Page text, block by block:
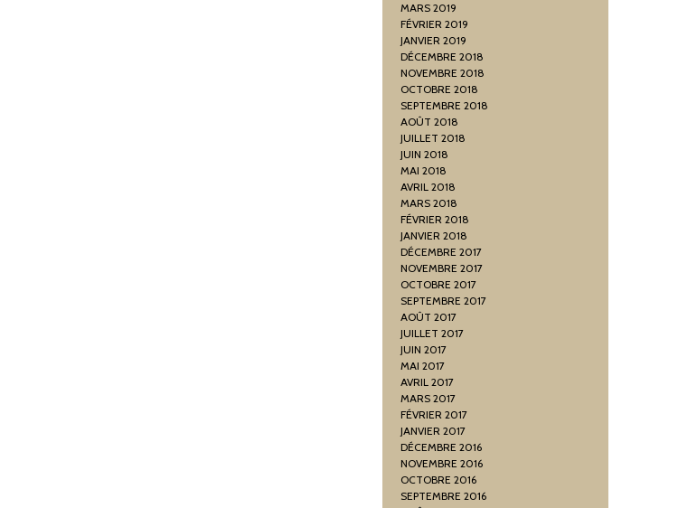
MARS 2019
FÉVRIER 2019
JANVIER 2019
DÉCEMBRE 2018
NOVEMBRE 2018
OCTOBRE 2018
SEPTEMBRE 2018
AOÛT 2018
JUILLET 2018
JUIN 2018
MAI 2018
AVRIL 2018
MARS 2018
FÉVRIER 2018
JANVIER 2018
DÉCEMBRE 2017
NOVEMBRE 2017
OCTOBRE 2017
SEPTEMBRE 2017
AOÛT 2017
JUILLET 2017
JUIN 2017
MAI 2017
AVRIL 2017
MARS 2017
FÉVRIER 2017
JANVIER 2017
DÉCEMBRE 2016
NOVEMBRE 2016
OCTOBRE 2016
SEPTEMBRE 2016